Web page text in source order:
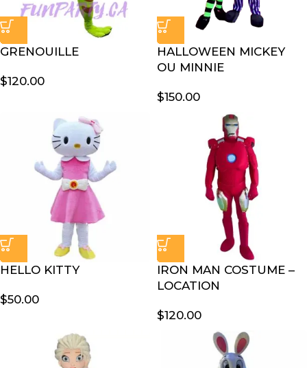
GRENOUILLE
$120.00
HALLOWEEN MICKEY
OU MINNIE
$150.00
HELLO KITTY
$50.00
IRON MAN COSTUME –
LOCATION
$120.00